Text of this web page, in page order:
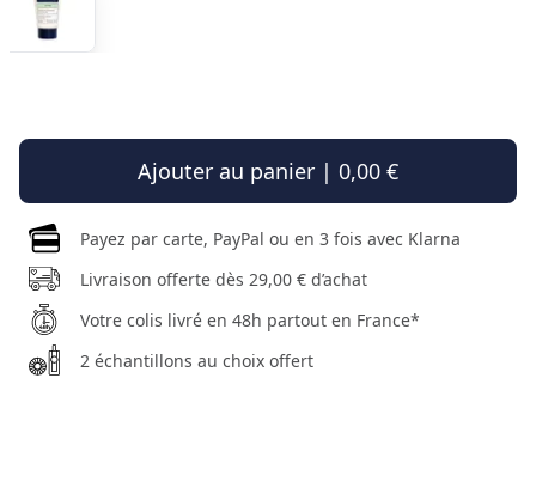
Ajouter au panier | 0,00 €
Payez par carte, PayPal ou en 3 fois avec Klarna
Livraison offerte dès 29,00 € d’achat
Votre colis livré en 48h partout en France*
2 échantillons au choix offert